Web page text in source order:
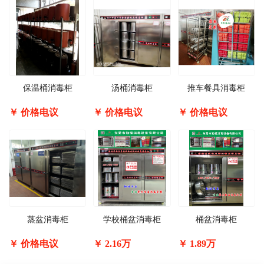
保温桶消毒柜
￥ 价格电议
汤桶消毒柜
￥ 价格电议
推车餐具消毒柜
￥ 价格电议
蒸盆消毒柜
￥ 价格电议
学校桶盆消毒柜
￥ 2.16万
桶盆消毒柜
￥ 1.89万